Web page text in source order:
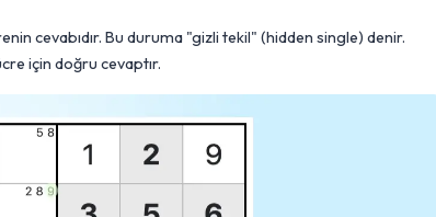
cevabıdır. Bu duruma "gizli tekil" (hidden single) denir.
için doğru cevaptır.